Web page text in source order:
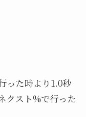
った時より1.0秒
クスト%で行った